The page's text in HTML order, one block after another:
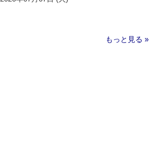
もっと見る »